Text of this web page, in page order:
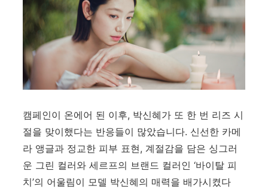
캠페인이 온에어 된 이후, 박신혜가 또 한 번 리즈 시
절을 맞이했다는 반응들이 많았습니다. 신선한 카메
라 앵글과 정교한 피부 표현, 계절감을 담은 싱그러
운 그린 컬러와 세르프의 브랜드 컬러인 ‘바이탈 피
치’의 어울림이 모델 박신혜의 매력을 배가시켰다